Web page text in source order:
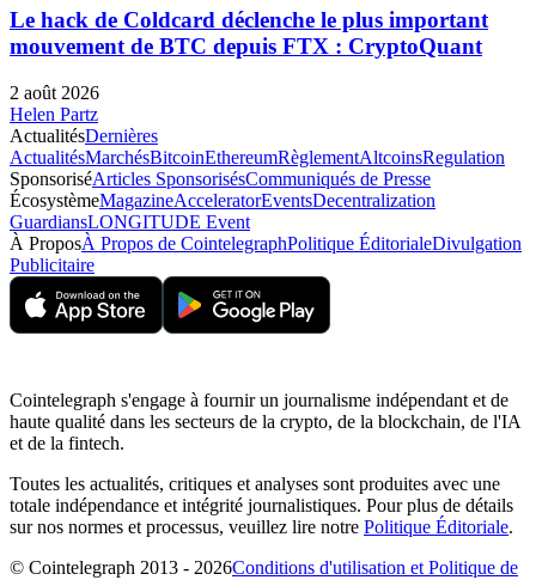
Le hack de Coldcard déclenche le plus important
mouvement de BTC depuis FTX : CryptoQuant
2 août 2026
Helen Partz
ActualitésDernières
ActualitésMarchésBitcoinEthereumRèglementAltcoinsRegulation
SponsoriséArticles SponsorisésCommuniqués de Presse
ÉcosystèmeMagazineAcceleratorEventsDecentralization
GuardiansLONGITUDE Event
À ProposÀ Propos de CointelegraphPolitique ÉditorialeDivulgation
Publicitaire
Cointelegraph s'engage à fournir un journalisme indépendant et de
haute qualité dans les secteurs de la crypto, de la blockchain, de l'IA
et de la fintech.
Toutes les actualités, critiques et analyses sont produites avec une
totale indépendance et intégrité journalistiques. Pour plus de détails
sur nos normes et processus, veuillez lire notre Politique Éditoriale.
© Cointelegraph 2013 - 2026Conditions d'utilisation et Politique de